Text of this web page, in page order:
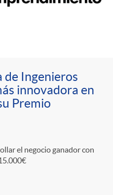
de Ingenieros
innovadora en
Premio
el negocio ganador con